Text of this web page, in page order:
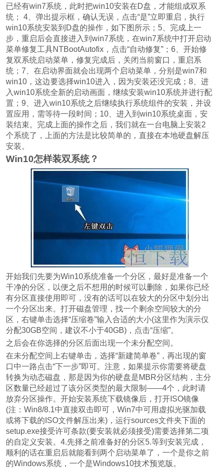
已经有win7系统，此时把win10安装在D盘，才能组成双系
统； 4、弹出提示框，确认无误，点击“是”立即重启，执行
win10系统安装到D盘的操作，如下图所示；5、完成上一
步，重启后会直接进入到win7系统，在win7系统中打开启动
菜单修复工具NTBootAutofix，点击“自动修复”；6、开始修
复双系统启动菜单，修复完成后，关闭当前窗口，重启系
统；7、在启动界面就会出现两个启动菜单，分别是win7和
win10，这边要选择win10进入，因为安装还没完成；8、进
入win10系统全新的启动画面，继续安装win10系统并进行配
置；9、进入win10系统之后继续执行系统组件的安装，并设
置应用，需等待一段时间；10、进入到win10系统桌面，安
装结束。完成上面的操作之后，我们就在一台电脑上安装2
个系统了，上面的方法是比较简单的，直接在本地硬盘解压
安装。
Win10怎样装双系统？
开始我们先要为Win10系统准备一个分区，最好是准备一个
干净的分区，以便之后不想用的时候可以删除，如果你已经
有分区直接使用即可，没有的话可以在较大的分区中划分出
一个分区出来。打开磁盘管理，找一个剩余空间较大的分
区，右键单击选择“压缩卷”输入合适的大小(这里作为演示仅
分配30GB空间，建议不小于40GB)，点击“压缩”。
之后会在你选择的分区后面出现一个未分配空间。
在未分配空间上右键单击，选择“新建简单卷”，再出现的窗
口中一路点击“下一步”即可。注意，如果提示你需要将硬盘
转换为动态磁盘，那是因为你的硬盘是MBR分区结构，主分
区数量已经超过了该分区类型的最大限制——4个，此时请
放弃分区操作。开始安装系统下载镜像后，打开ISO镜像
(注：Win8/8.1中直接双击即可，Win7中可用虚拟光驱加载
或将下载的ISO文件解压出来)，运行sources文件夹下面的
setup.exe接受许可条款(要安装就必须接受)需要选择第二项
的自定义安装。4.先择之前准备好的分区5.等到安装完成，
顺利的话在重启后就能看到两个启动菜单了，一个是你之前
的Windows系统，一个是Windows10技术预览版。